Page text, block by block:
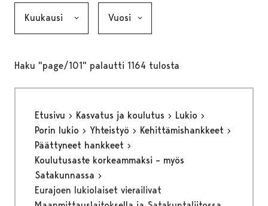
Haku "page/101" palautti 1164 tulosta
Etusivu Kasvatus ja koulutus
Lukio
Porin lukio
Yhteistyö
Kehittämishankkeet
Päättyneet hankkeet
Koulutusaste korkeammaksi – myös
Satakunnassa
Eurajoen lukiolaiset vierailivat